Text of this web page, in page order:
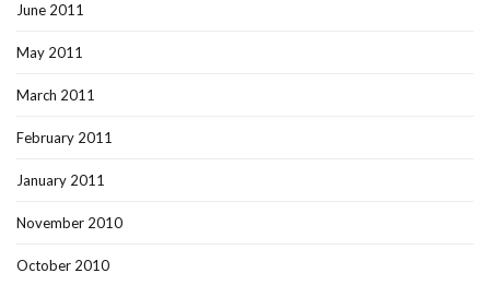
June 2011
May 2011
March 2011
February 2011
January 2011
November 2010
October 2010